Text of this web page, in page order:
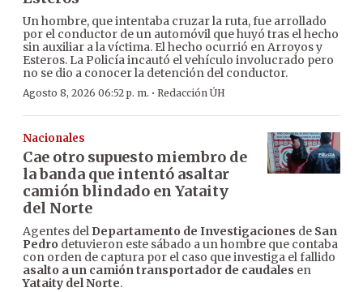
Un hombre, que intentaba cruzar la ruta, fue arrollado
por el conductor de un automóvil que huyó tras el hecho
sin auxiliar a la víctima. El hecho ocurrió en Arroyos y
Esteros. La Policía incautó el vehículo involucrado pero
no se dio a conocer la detención del conductor.
Agosto 8, 2026 06:52 p. m. · Redacción ÚH
Nacionales
Cae otro supuesto miembro de
la banda que intentó asaltar
camión blindado en Yataity
del Norte
Agentes del Departamento de Investigaciones de San
Pedro detuvieron este sábado a un hombre que contaba
con orden de captura por el caso que investiga el fallido
asalto a un camión transportador de caudales en
Yataity del Norte.